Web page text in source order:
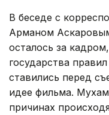
В беседе с
Арманом
осталось за
государства
ставились перед
идее фильма.
причинах